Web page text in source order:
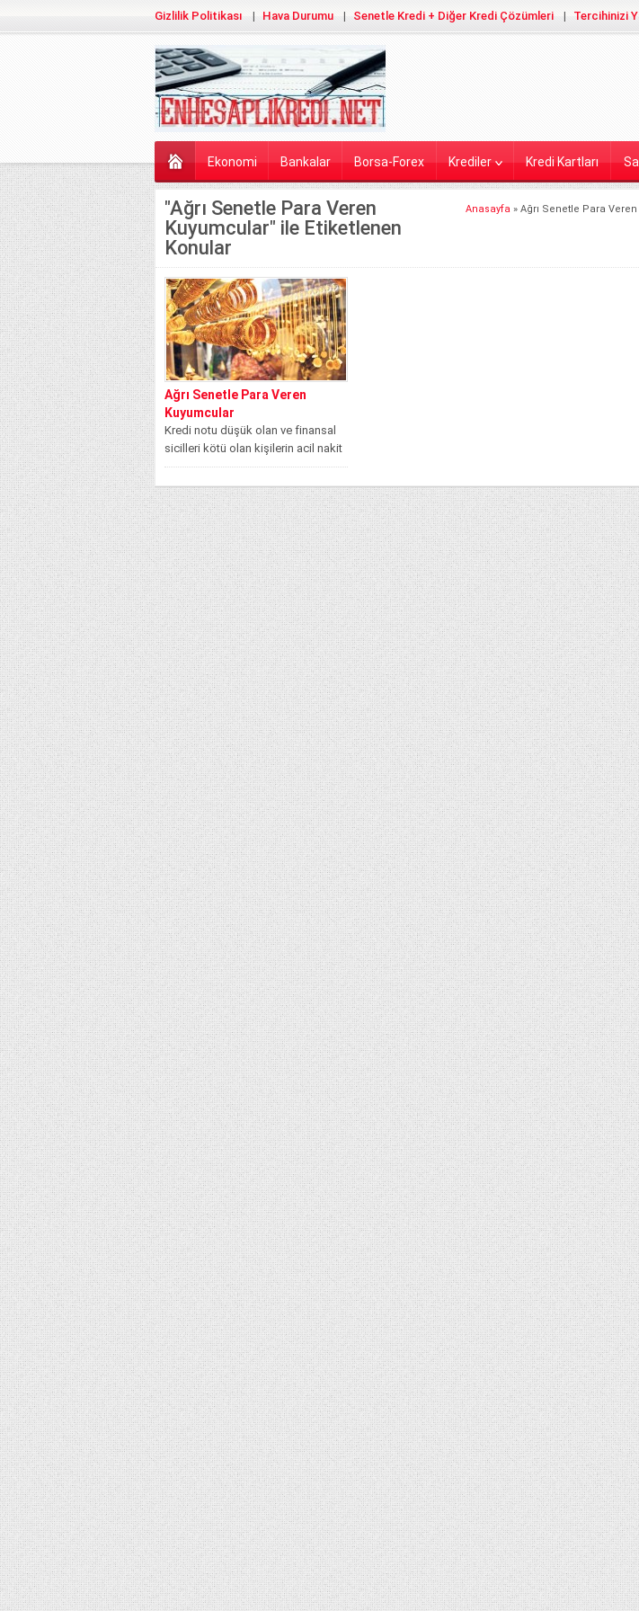
Gizlilik Politikası Hava Durumu Senetle Kredi + Diğer Kredi Çözümleri Tercihinizi
Ekonomi Bankalar Borsa-Forex Krediler Kredi Kartları
Anasayfa » Ağrı Senetle Para
"Ağrı Senetle Para Veren
Kuyumcular" ile Etiketlenen
Konular
Ağrı Senetle Para Veren
Kuyumcular
Kredi notu düşük olan ve finansal
sicilleri kötü olan kişilerin acil nakit
ihtiyaçlarında bankalardan kredi...